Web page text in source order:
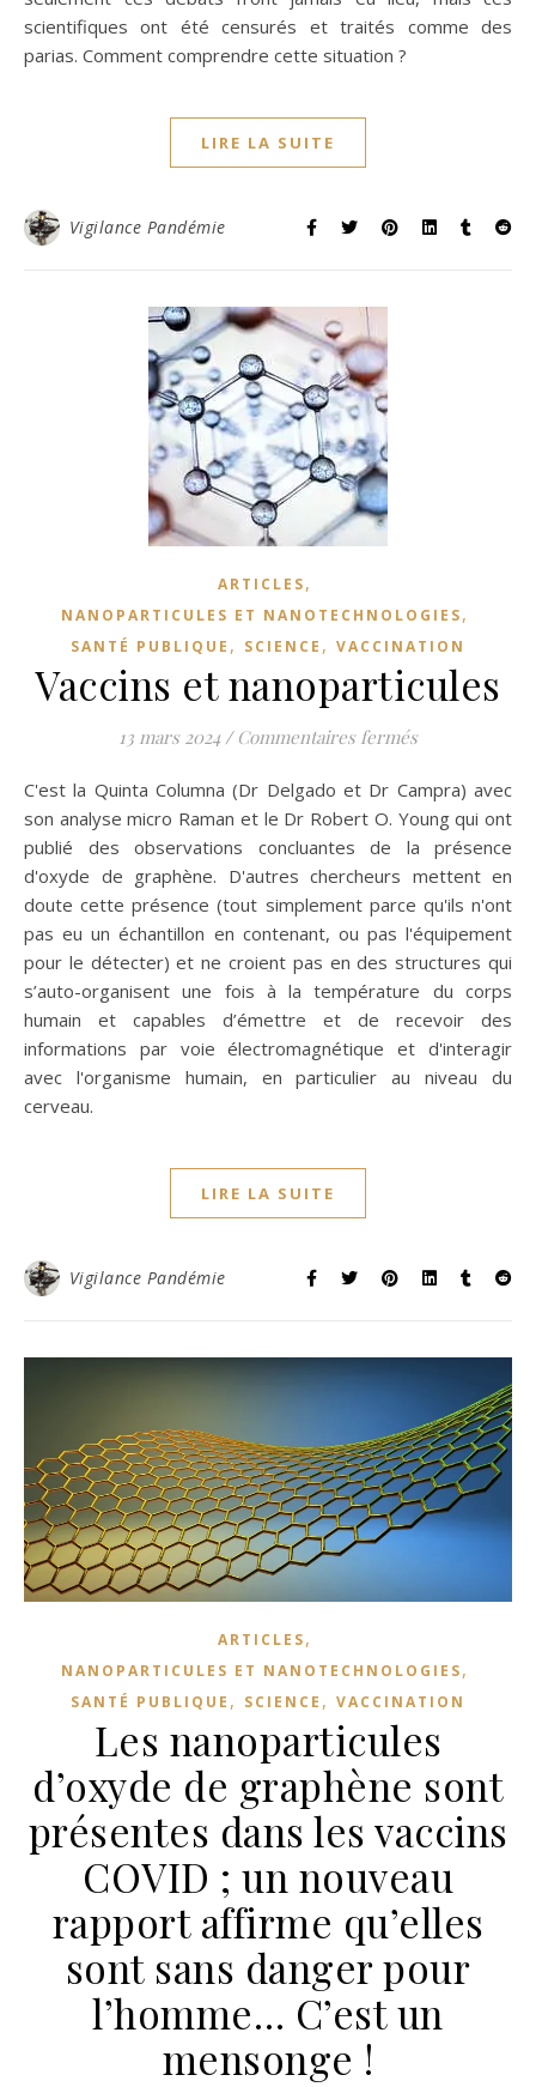
scientifiques ont été censurés et traités comme des
parias. Comment comprendre cette situation ?
LIRE LA SUITE
Vigilance Pandémie
ARTICLES,
NANOPARTICULES ET NANOTECHNOLOGIES,
SANTÉ PUBLIQUE , SCIENCE , VACCINATION
Vaccins et nanoparticules
13 mars 2024 / Commentaires ferméssur Vaccins et
C'est la Quinta Columna (Dr Delgado et Dr Campra) avec
son analyse micro Raman et le Dr Robert O. Young qui ont
publié des observations concluantes de la présence
d'oxyde de graphène. D'autres chercheurs mettent en
doute cette présence (tout simplement parce qu'ils n'ont
pas eu un échantillon en contenant, ou pas l'équipement
pour le détecter) et ne croient pas en des structures qui
s’auto-organisent une fois à la température du corps
humain et capables d’émettre et de recevoir des
informations par voie électromagnétique et d'interagir
avec l'organisme humain, en particulier au niveau du
cerveau.
LIRE LA SUITE
Vigilance Pandémie
ARTICLES,
NANOPARTICULES ET NANOTECHNOLOGIES,
SANTÉ PUBLIQUE , SCIENCE , VACCINATION
Les nanoparticules
d’oxyde de graphène sont
présentes dans les vaccins
COVID ; un nouveau
rapport affirme qu’elles
sont sans danger pour
l’homme… C’est un
mensonge !